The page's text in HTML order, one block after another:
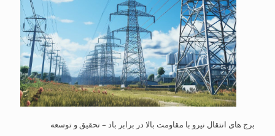
برج های انتقال نیرو با مقاومت بالا در برابر باد – تحقیق و توسعه